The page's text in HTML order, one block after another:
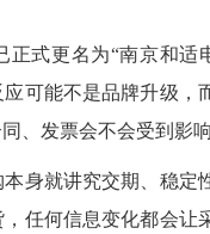
正式更名为“南京和
可能不是品牌升级
、发票会不会受到影
身就讲究交期、稳
任何信息变化都会